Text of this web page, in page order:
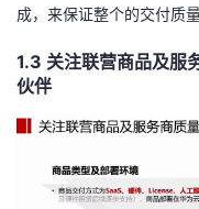
成，来保证整个的交付质量
1.3 关注联营商品及服
伙伴